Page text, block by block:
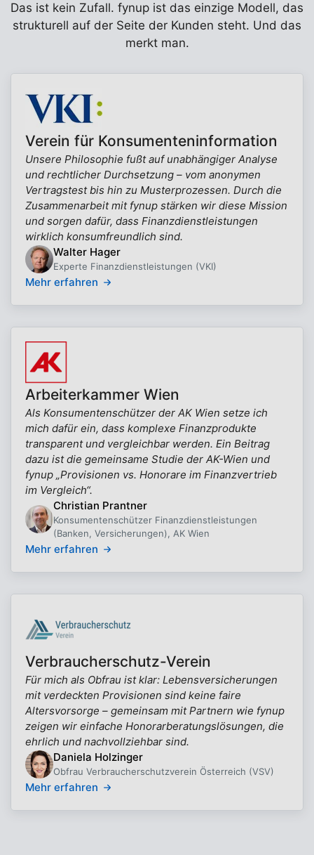
Das ist kein Zufall. fynup ist das einzige Modell, das
strukturell auf der Seite der Kunden steht. Und das
merkt man.
Verein für Konsumenteninformation
Unsere Philosophie fußt auf unabhängiger Analyse
und rechtlicher Durchsetzung – vom anonymen
Vertragstest bis hin zu Musterprozessen. Durch die
Zusammenarbeit mit fynup stärken wir diese Mission
und sorgen dafür, dass Finanzdienstleistungen
wirklich konsumfreundlich sind.
Walter Hager
Experte Finanzdienstleistungen (VKI)
Mehr erfahren
Arbeiterkammer Wien
Als Konsumentenschützer der AK Wien setze ich
mich dafür ein, dass komplexe Finanzprodukte
transparent und vergleichbar werden. Ein Beitrag
dazu ist die gemeinsame Studie der AK-Wien und
fynup „Provisionen vs. Honorare im Finanzvertrieb
im Vergleich“.
Christian Prantner
Konsumentenschützer Finanzdienstleistungen
(Banken, Versicherungen), AK Wien
Mehr erfahren
Verbraucherschutz-Verein
Für mich als Obfrau ist klar: Lebensversicherungen
mit verdeckten Provisionen sind keine faire
Altersvorsorge – gemeinsam mit Partnern wie fynup
zeigen wir einfache Honorarberatungslösungen, die
ehrlich und nachvollziehbar sind.
Daniela Holzinger
Obfrau Verbraucherschutzverein Österreich (VSV)
Mehr erfahren